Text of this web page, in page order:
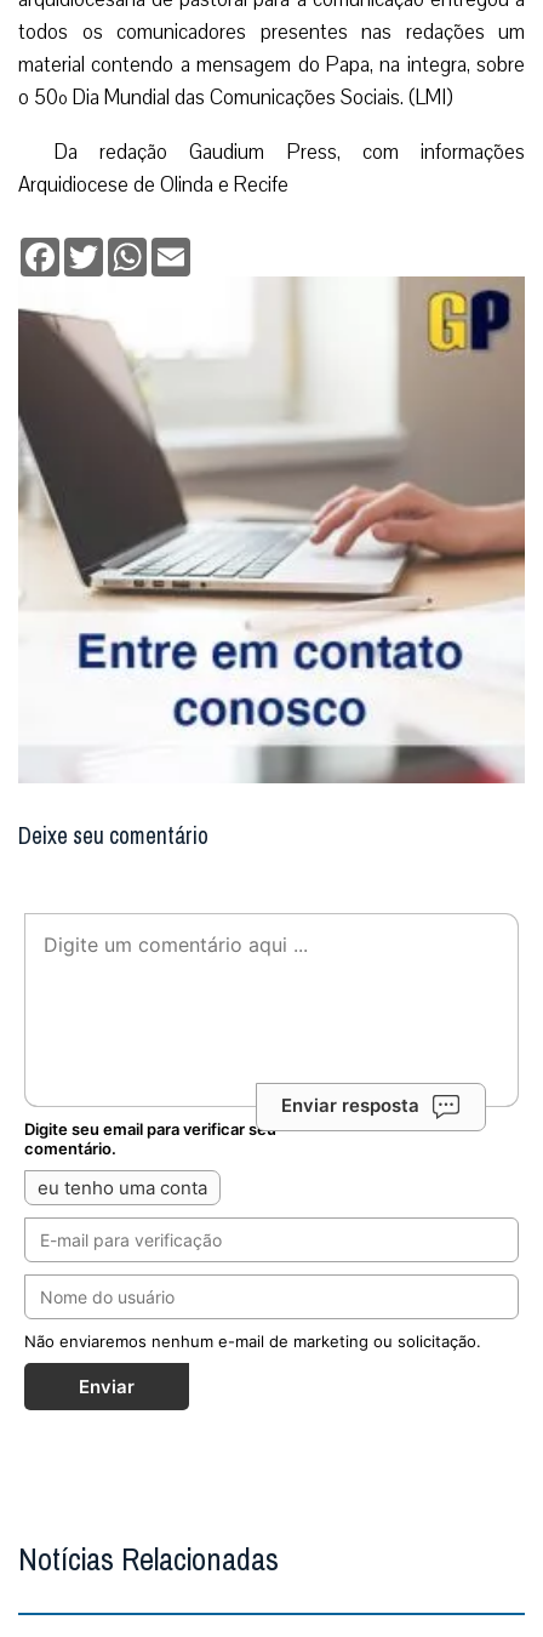
Olinda.
Refletindo junto com os comunicadores a mensagem
do Santo Padre referente ao Dia Mundial das
Comunicações Sociais, o prelado concedeu a benção aos
comunicadores e aos meios de comunicação, além de
agradecer pela parceria entre as emissoras e a Igreja, mais
precisamente na missão de introduzir o diálogo e o
comprometimento na transmissão da informação a partir
Ao longo desses dias de visita, a comissão
arquidiocesana de pastoral para a comunicação entregou a
todos os comunicadores presentes nas redações um
material contendo a mensagem do Papa, na integra, sobre
o 50º Dia Mundial das Comunicações Sociais. (LMI)
Da redação Gaudium Press, com informações
Arquidiocese de Olinda e Recife
Facebook
TwitterWhatsApp
Email
Deixe seu comentário
eu tenho uma conta